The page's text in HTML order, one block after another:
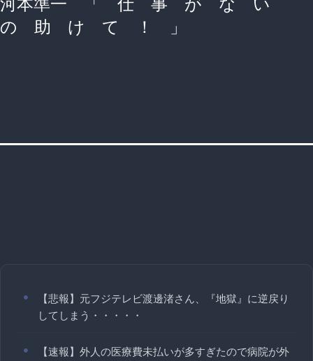
の 助 け て ！ 」
【悲報】元フジテレビ渡邊渚さん、『地獄』に逆戻り
してしまう・・・・・
【速報】外人の医療費未払いが多すぎたので病院が外